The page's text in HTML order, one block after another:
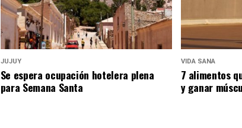
JUJUY
Se espera ocupación hotelera plena
para Semana Santa
VIDA SANA
7 alimentos
y ganar